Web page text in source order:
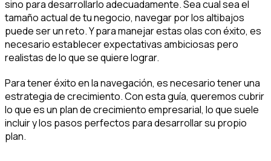
sino para desarrollarlo adecuadamente. Sea cual sea el
tamaño actual de tu negocio, navegar por los altibajos
puede ser un reto. Y para manejar estas olas con éxito, es
necesario establecer expectativas ambiciosas pero
realistas de lo que se quiere lograr.
Para tener éxito en la navegación, es necesario tener una
estrategia de crecimiento. Con esta guía, queremos cubrir
lo que es un plan de crecimiento empresarial, lo que suele
incluir y los pasos perfectos para desarrollar su propio
plan.